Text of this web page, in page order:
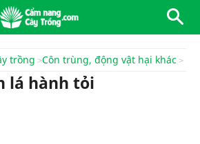
trồng Côn trùng, động vật hại khác
lá hành tỏi